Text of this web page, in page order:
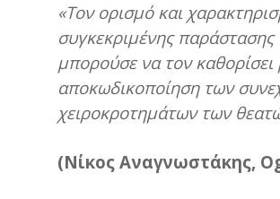
«Τον ορισμό και
συγκεκριμένης παράστασης
μπορούσε να τον
αποκωδικοποίηση των
χειροκροτημάτων των
(Νίκος Αναγνωστάκης,